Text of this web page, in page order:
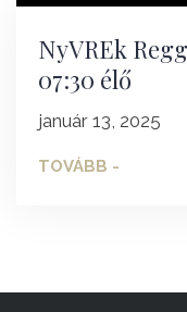
NyVREk
07:30 élő
január 13, 2025
TOVÁBB -